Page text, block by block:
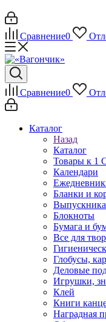
Сравнение0
Сравнение0
Каталог
Назад
Каталог
Товары к 1
Календари
Бланки и
Блокноты
Бумага и
Все для
Глобусы,
Деловые
Игрушки,
Клей
Книги
Наградная